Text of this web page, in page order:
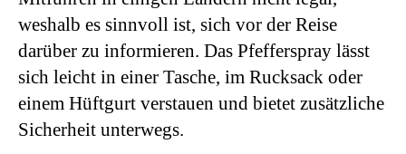
weshalb es sinnvoll ist, sich vor der Reise
darüber zu informieren. Das Pfefferspray lässt
sich leicht in einer Tasche, im Rucksack oder
einem Hüftgurt verstauen und bietet zusätzliche
Sicherheit unterwegs.